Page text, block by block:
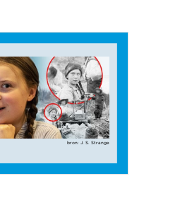
bron: J. S. Strange